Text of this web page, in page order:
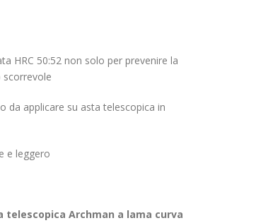
HRC 50:52 non solo per prevenire la
scorrevole
da applicare su asta telescopica in
e leggero
Archman a lama curva